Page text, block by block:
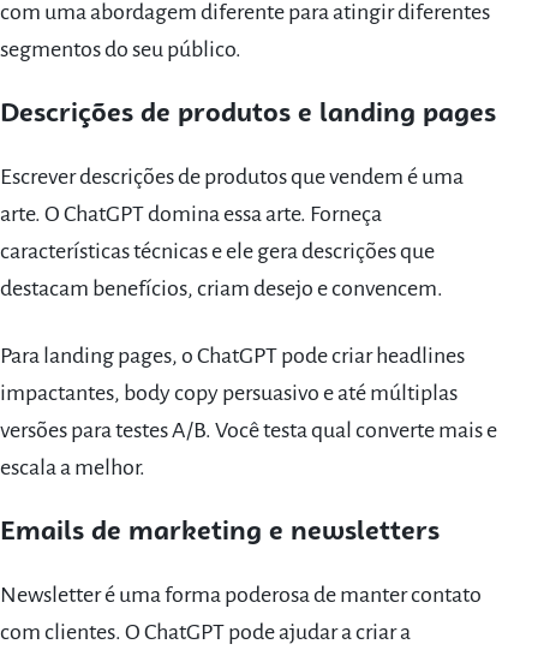
com uma abordagem diferente para atingir diferentes
segmentos do seu público.
Descrições de produtos e landing pages
Escrever descrições de produtos que vendem é uma
arte. O ChatGPT domina essa arte. Forneça
características técnicas e ele gera descrições que
destacam benefícios, criam desejo e convencem.
Para landing pages, o ChatGPT pode criar headlines
impactantes, body copy persuasivo e até múltiplas
versões para testes A/B. Você testa qual converte mais e
escala a melhor.
Emails de marketing e newsletters
Newsletter é uma forma poderosa de manter contato
com clientes. O ChatGPT pode ajudar a criar a